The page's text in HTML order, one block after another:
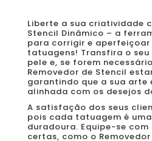
Liberte a sua criatividade
Stencil Dinâmico – a
para corrigir e aperfeiçoar
tatuagens! Transfira o seu
pele e, se forem
Removedor de Stencil
garantindo que a sua
alinhada com os desejos
A satisfação dos seus
pois cada tatuagem é
duradoura. Equipe-se
certas, como o